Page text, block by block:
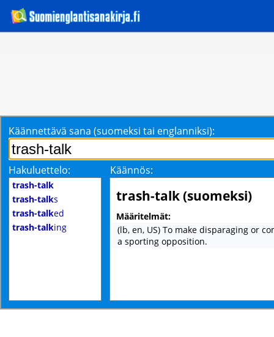
Käännettävä sana (suomeksi tai englanniksi):
Hakuluettelo: Käännös:
trash-talk
trash-talks
trash-talked
trash-talking
trash-talk (suomeksi)
Määritelmät:
(lb, en, US) To make disparaging or
a sporting opposition.